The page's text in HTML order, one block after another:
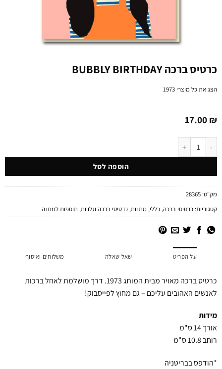
כרטיס ברכה BUBBLY BIRTHDAY
הצג את כל מוצרי1973
17.00₪
כמות של כרטיס ברכה BUBBLY BIRTHDAY
הוספה לסל
מק"ט:28365
קטגוריות:כרטיסי ברכה,כללי,מתנות,כרטיסי ברכה וגלויות,תוספות למתנה
על הפריט שאל שאלה משלוחים ואיסוף
כרטיס ברכה מאויר מבית המותג 1973. דרך מושלמת לאחל ברכות
לאנשים האהובים עליכם – גם מחוץ לפייסבוק!
מידות
אורך 14 ס"מ
רוחב 10.8 ס"מ
*הודפס בבריטניה